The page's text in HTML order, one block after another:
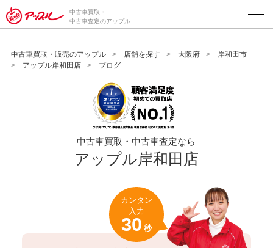
/*ABテスト_新規査定フォームの為のCVボタン*/
中古車買取・
中古車査定のアップル
中古車買取・販売のアップル 店舗を探す 大阪府
岸和田市
アップル岸和田店
ブログ
中古車買取・中古車査定なら
アップル岸和田店
カンタン
入力
30 秒